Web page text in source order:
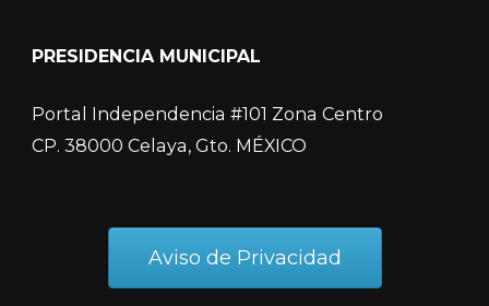
PRESIDENCIA MUNICIPAL
Portal Independencia #101 Zona Centro
CP. 38000 Celaya, Gto. MÉXICO
Aviso de Privacidad